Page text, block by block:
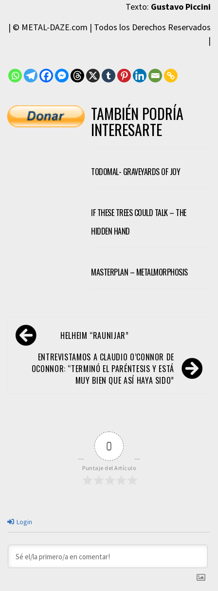
Texto: Gustavo Piccini
| © METAL-DAZE.com | Todos los Derechos Reservados
|
TAMBIÉN PODRÍA
INTERESARTE
TODOMAL- GRAVEYARDS OF JOY
IF THESE TREES COULD TALK – THE
HIDDEN HAND
MASTERPLAN – METALMORPHOSIS
Navegación
de
entradas
HELHEIM “RAUNIJAR”
ENTREVISTAMOS A CLAUDIO O’CONNOR DE
OCONNOR: “TERMINÓ EL PARÉNTESIS Y ESTÁ
MUY BIEN QUE ASÍ HAYA SIDO”
0
Puntaje del Artículo
Login